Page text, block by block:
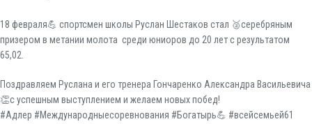
18 февраля💪 спортсмен школы Руслан Шестаков стал 🥈серебряным
призером в метании молота среди юниоров до 20 лет с результатом
65,02.
Поздравляем Руслана и его тренера Гончаренко Александра Васильевича
👏с успешным выступлением и желаем новых побед!
#Адлер #Международныесоревнования #Богатырь💪 #всейсемьей61